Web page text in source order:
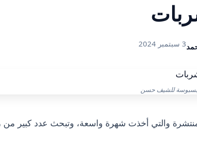
3 سبتمبر 2024
للشيف حسن
والتي أخذت شهرة واسعة، وتبحث عدد كبير من